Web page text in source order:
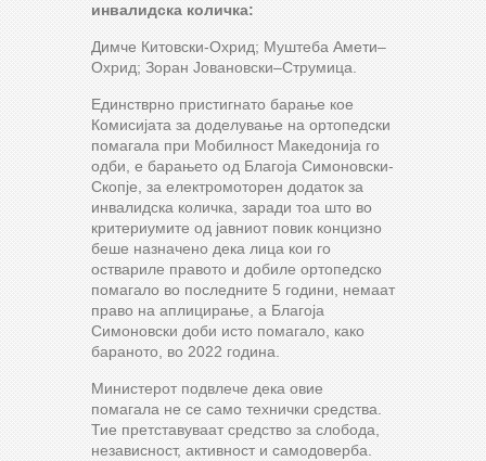
инвалидска количка:
Димче Китовски-Охрид; Муштеба Амети–
Охрид; Зоран Јовановски–Струмица.
Единстврно пристигнато барање кое
Комисијата за доделување на ортопедски
помагала при Мобилност Македонија го
одби, е барањето од Благоја Симоновски-
Скопје, за електромоторен додаток за
инвалидска количка, заради тоа што во
критериумите од јавниот повик концизно
беше назначено дека лица кои го
оствариле правото и добиле ортопедско
помагало во последните 5 години, немаат
право на аплицирање, а Благоја
Симоновски доби исто помагало, како
бараното, во 2022 година.
Министерот подвлече дека овие
помагала не се само технички средства.
Тие претставуваат средство за слобода,
независност, активност и самодоверба.